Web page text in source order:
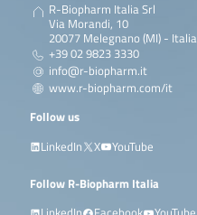
R-Biopharm Italia Srl
Via Morandi, 10
20077 Melegnano (MI) - Italia
+39 02 9823 3330
info@r-biopharm.it
www.r-biopharm.com/it
Follow us
LinkedIn
X YouTube
Follow R-Biopharm Italia